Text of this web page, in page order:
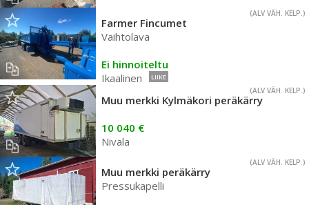
(ALV VÄH. KELP.)
Farmer Fincumet
Vaihtolava
Ei hinnoiteltu
Ikaalinen
LIIKE
(ALV VÄH. KELP.)
Muu merkki Kylmäkori peräkärry
10 040 €
Nivala
(ALV VÄH. KELP.)
Muu merkki peräkärry
Pressukapelli